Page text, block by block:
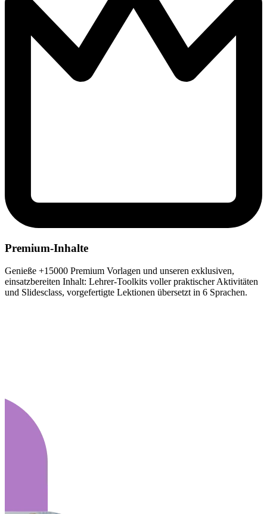
Premium-Inhalte
Genieße +15000 Premium Vorlagen und unseren exklusiven,
einsatzbereiten Inhalt: Lehrer-Toolkits voller praktischer Aktivitäten
und Slidesclass, vorgefertigte Lektionen übersetzt in 6 Sprachen.